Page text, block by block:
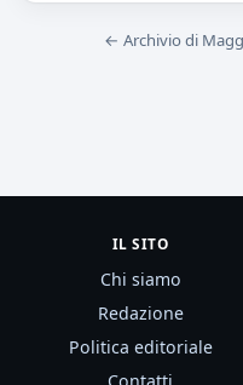
← Archivio di
IL SITO
Chi siamo
Redazione
Politica editoriale